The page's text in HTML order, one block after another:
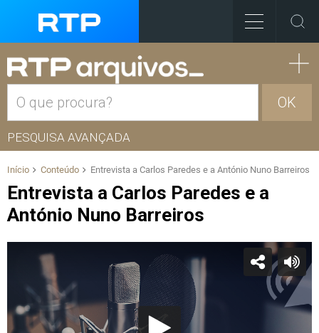
OK
PESQUISA AVANÇADA
Início Conteúdo Entrevista a Carlos Paredes e a António Nuno Barreiros
Entrevista a Carlos Paredes e a
António Nuno Barreiros